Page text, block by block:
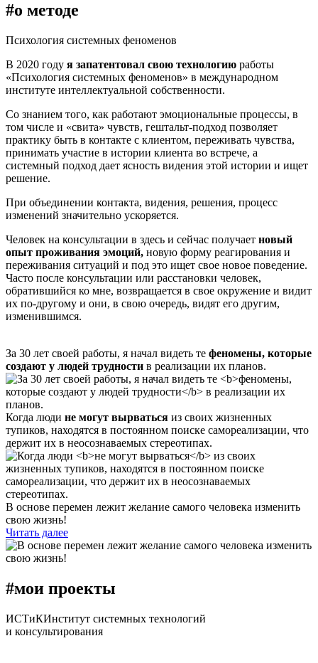
#о методе
Психология системных феноменов
В 2020 году я запатентовал свою технологию работы
«Психология системных феноменов» в международном
институте интеллектуальной собственности.
Со знанием того, как работают эмоциональные процессы, в
том числе и «свита» чувств, гештальт-подход позволяет
практику быть в контакте с клиентом, переживать чувства,
принимать участие в истории клиента во встрече, а
системный подход дает ясность видения этой истории и ищет
решение.
При объединении контакта, видения, решения, процесс
изменений значительно ускоряется.
Человек на консультации в здесь и сейчас получает новый
опыт проживания эмоций, новую форму реагирования и
переживания ситуаций и под это ищет свое новое поведение.
Часто после консультации или расстановки человек,
обратившийся ко мне, возвращается в свое окружение и видит
их по-другому и они, в свою очередь, видят его другим,
изменившимся.
За 30 лет своей работы, я начал видеть те феномены, которые
создают у людей трудности в реализации их планов.
Когда люди не могут вырваться из своих жизненных
тупиков, находятся в постоянном поиске самореализации, что
держит их в неосознаваемых стереотипах.
В основе перемен лежит желание самого человека изменить
свою жизнь!
Читать далее
#мои проекты
ИСТиКИнститут системных технологий
и консультирования